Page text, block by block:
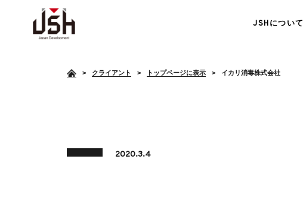
JSHについて
> クライアント トップページに表示 イカリ消毒株式会社
2020.3.4